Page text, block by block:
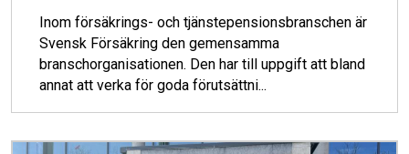
Inom försäkrings- och tjänstepensionsbranschen är
Svensk Försäkring den gemensamma
branschorganisationen. Den har till uppgift att bland
annat att verka för goda förutsättni...